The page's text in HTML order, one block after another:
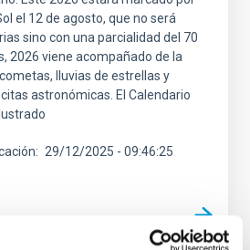
el 12 de agosto, que no será
sino con una parcialidad del 70
2026 viene acompañado de la
lluvias de estrellas y
astronómicas. El Calendario
29/12/2025 - 09:46:25